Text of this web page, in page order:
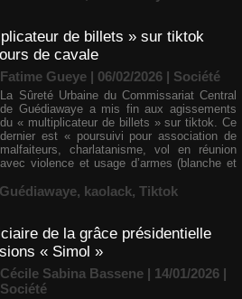
de billets » sur tiktok
de cavale
Fatime Gueye | 06/02/2026 | Société
La Sûreté Urbaine du Commissariat Central
de Guédiawaye a mis fin aux agissements
du « multiplicateur de billets » sur tiktok. Ce
dernier est « poursuivi pour association de
malfaiteurs, charlatanisme, vol en réunion
avec violence et usage d’armes (blanche et
Guédiawaye, kaolack, Tiktok
de la grâce présidentielle
« Simol »
Cécile Sabina Bassene | 14/01/2026 |
Société